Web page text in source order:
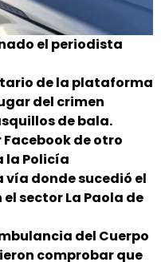
el periodista
de la plataforma
del crimen
de bala.
de otro
la Policía
donde sucedió el
sector La Paola de
del Cuerpo
comprobar que